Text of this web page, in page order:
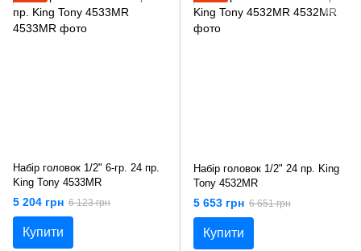
Набір головок 1/2ʺ 6-гр. 24 пр.
King Tony 4533MR
5 204 грн 6 123 грн
Купити
Набір головок 1/2" 24 пр. King
Tony 4532MR
5 653 грн 6 651 грн
Купити